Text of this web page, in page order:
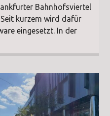
Bahnhofsviertel
kurzem wird dafür
eingesetzt. In der